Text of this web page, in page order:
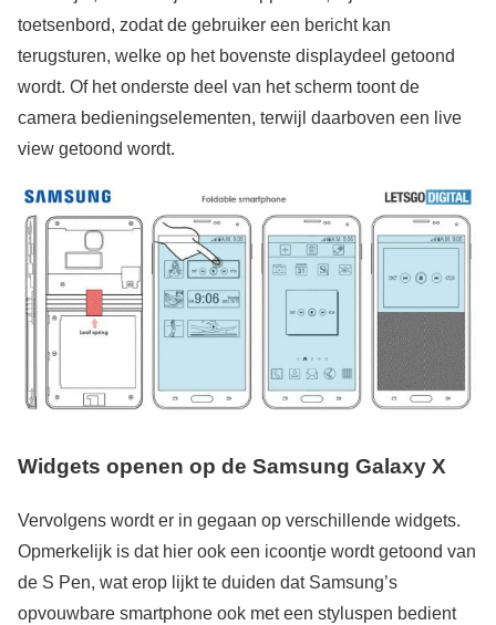
toetsenbord, zodat de gebruiker een bericht kan
terugsturen, welke op het bovenste displaydeel getoond
wordt. Of het onderste deel van het scherm toont de
camera bedieningselementen, terwijl daarboven een live
view getoond wordt.
Widgets openen op de Samsung Galaxy X
Vervolgens wordt er in gegaan op verschillende widgets.
Opmerkelijk is dat hier ook een icoontje wordt getoond van
de S Pen, wat erop lijkt te duiden dat Samsung’s
opvouwbare smartphone ook met een styluspen bedient